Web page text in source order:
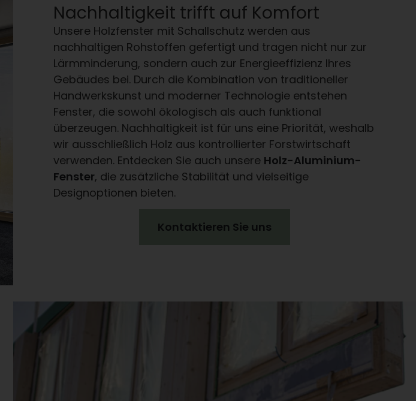
Nachhaltigkeit trifft auf Komfort
Unsere Holzfenster mit Schallschutz werden aus
nachhaltigen Rohstoffen gefertigt und tragen nicht nur zur
Lärmminderung, sondern auch zur Energieeffizienz Ihres
Gebäudes bei. Durch die Kombination von traditioneller
Handwerkskunst und moderner Technologie entstehen
Fenster, die sowohl ökologisch als auch funktional
überzeugen. Nachhaltigkeit ist für uns eine Priorität, weshalb
wir ausschließlich Holz aus kontrollierter Forstwirtschaft
verwenden. Entdecken Sie auch unsere Holz-Aluminium-
Fenster, die zusätzliche Stabilität und vielseitige
Designoptionen bieten.
Kontaktieren Sie uns